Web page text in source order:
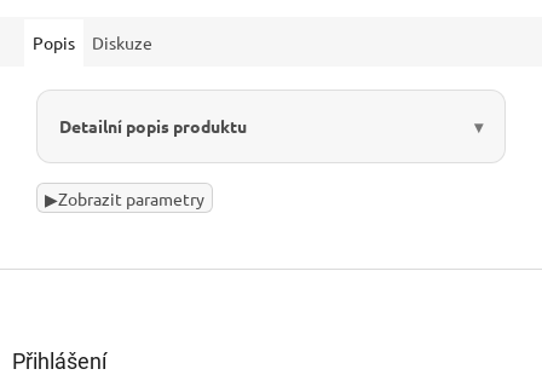
Popis Diskuze
Detailní popis produktu
▶Zobrazit parametry
Přihlášení